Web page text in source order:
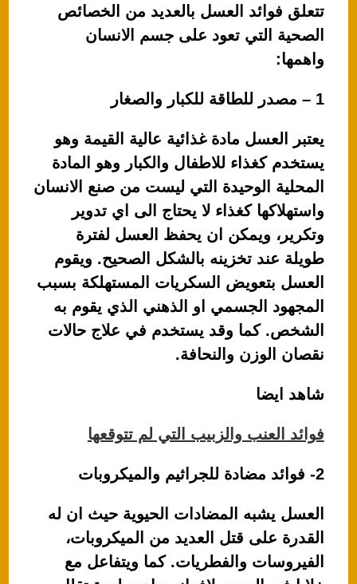
تتعلق فوائد العسل بالعديد من الخصائص
الصحية التي تعود على جسم الانسان
واهمها:
1 – مصدر للطاقة للكبار والصغار
يعتبر العسل مادة غذائية عالية القيمة وهو
يستخدم كغذاء للاطفال والكبار وهو المادة
المحلية الوحيدة التي ليست من صنع الانسان
واستهلاكها كغذاء لا يحتاج الى اي تدوير
وتكرير، ويمكن ان يحفظ العسل لفترة
طويلة عند تخزينه بالشكل الصحيح. ويقوم
العسل بتعويض السكريات المستهلكة بسبب
المجهود الجسمي او الذهني الذي يقوم به
الشخص. كما وقد يستخدم في علاج حالات
نقصان الوزن والنحافة.
شاهد ايضا
فوائد العنب والزبيب التي لم تتوقعها
2- فوائد مضادة للجراثيم والميكروبات
العسل يشبه المضادات الحيوية حيث ان له
القدرة على قتل العديد من الميكروبات،
الفيروسات والفطريات. كما ويتفاعل مع